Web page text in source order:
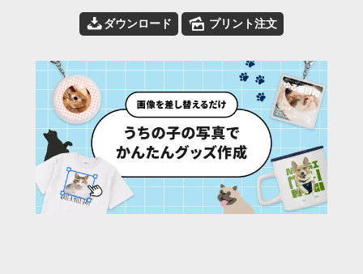
📥ダウンロード 🌄 プリント注文